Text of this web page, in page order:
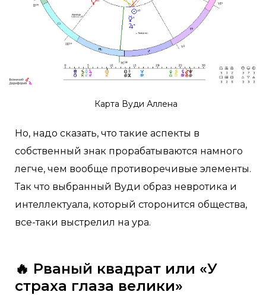
Карта Вуди Аллена
Но, надо сказать, что такие аспекты в
собственный знак прорабатываются намного
легче, чем вообще противоречивые элементы.
Так что выбранный Вуди образ невротика и
интеллектуала, который сторонится общества,
все-таки выстрелил на ура.
🔥 Рваный квадрат или «У
страха глаза велики»